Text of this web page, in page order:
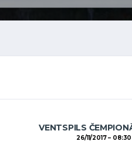
VENTSPILS
26/11/2017 08:30